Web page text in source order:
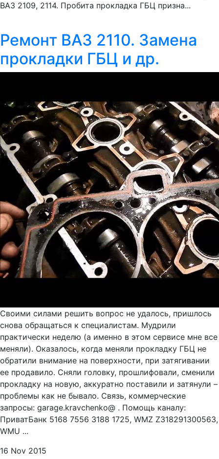
ВАЗ 2109, 2114. Пробита прокладка ГБЦ призна...
Ремонт ВАЗ 2110. Замена
прокладки ГБЦ и др.
Своими силами решить вопрос не удалось, пришлось
снова обращаться к специалистам. Мудрили
практически неделю (а именно в этом сервисе мне все
меняли). Оказалось, когда меняли прокладку ГБЦ не
обратили внимание на поверхности, при затягивании
ее продавило. Сняли головку, прошлифовали, сменили
прокладку на новую, аккуратно поставили и затянули –
проблемы как не бывало. Связь, коммерческие
запросы: garage.kravchenko@ . Помощь каналу:
ПриватБанк 5168 7556 3188 1725, WMZ Z318291300563,
WMU ...
16 Nov 2015